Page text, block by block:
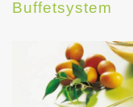
Buffetsystem